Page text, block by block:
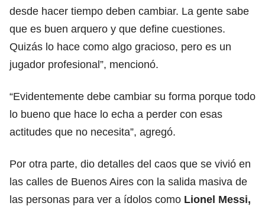
desde hacer tiempo deben cambiar. La gente sabe
que es buen arquero y que define cuestiones.
Quizás lo hace como algo gracioso, pero es un
jugador profesional”, mencionó.
“Evidentemente debe cambiar su forma porque todo
lo bueno que hace lo echa a perder con esas
actitudes que no necesita”, agregó.
Por otra parte, dio detalles del caos que se vivió en
las calles de Buenos Aires con la salida masiva de
las personas para ver a ídolos como Lionel Messi,